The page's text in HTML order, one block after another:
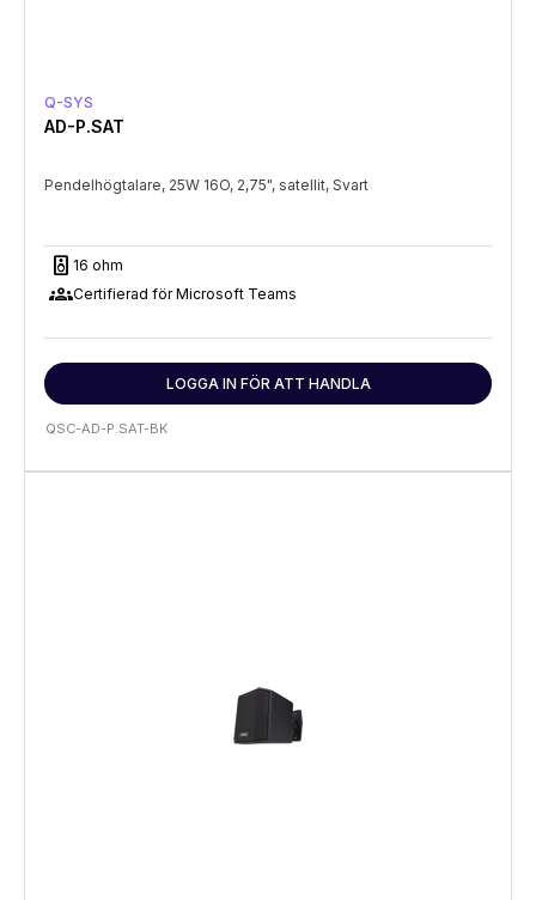
Q-SYS
AD-P.SAT
Pendelhögtalare, 25W 16O, 2,75", satellit, Svart
speaker 16 ohm
groupsCertifierad för Microsoft Teams
LOGGA IN FÖR ATT HANDLA
QSC-AD-P.SAT-BK